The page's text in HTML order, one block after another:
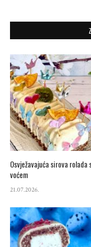
Osvježavajuća sirova rolada
voćem
21.07.2026.